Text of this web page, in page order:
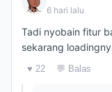
6 hari lalu
Tadi nyobain fitur
sekarang
♥ 22 💬 Balas